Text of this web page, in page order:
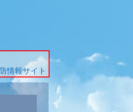
情報サイト